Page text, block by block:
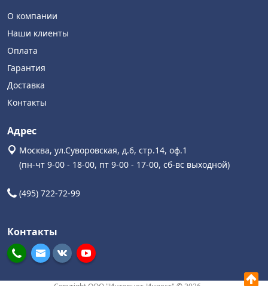
О компании
Наши клиенты
Оплата
Гарантия
Доставка
Контакты
Адрес
Москва, ул.Суворовская, д.6, стр.14, оф.1
(пн-чт 9-00 - 18-00, пт 9-00 - 17-00, сб-вс выходной)
(495) 722-72-99
Контакты